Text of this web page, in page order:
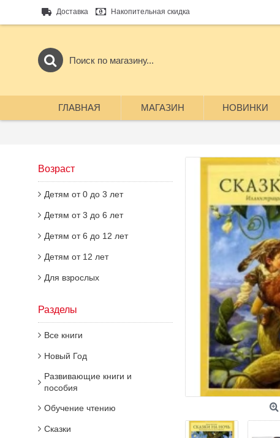
Доставка Накопительная скидка
ГЛАВНАЯ МАГАЗИН НОВИНКИ
Возраст
Детям от 0 до 3 лет
Детям от 3 до 6 лет
Детям от 6 до 12 лет
Детям от 12 лет
Для взрослых
Разделы
Все книги
Новый Год
Развивающие книги и
пособия
Обучение чтению
Сказки